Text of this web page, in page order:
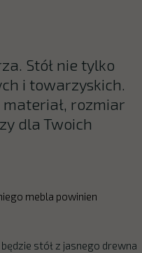
Stół nie tylko
i towarzyskich.
rozmiar
dla Twoich
mebla powinien
stół z jasnego drewna